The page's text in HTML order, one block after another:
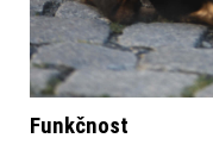
Funkčnost